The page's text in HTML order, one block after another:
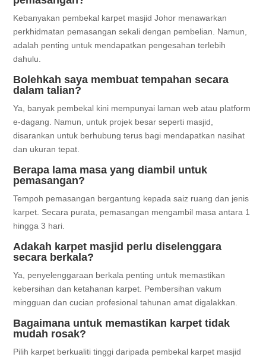
Kebanyakan pembekal karpet masjid Johor menawarkan
perkhidmatan pemasangan sekali dengan pembelian. Namun,
adalah penting untuk mendapatkan pengesahan terlebih
dahulu.
Bolehkah saya membuat tempahan secara
dalam talian?
Ya, banyak pembekal kini mempunyai laman web atau platform
e-dagang. Namun, untuk projek besar seperti masjid,
disarankan untuk berhubung terus bagi mendapatkan nasihat
dan ukuran tepat.
Berapa lama masa yang diambil untuk
pemasangan?
Tempoh pemasangan bergantung kepada saiz ruang dan jenis
karpet. Secara purata, pemasangan mengambil masa antara 1
hingga 3 hari.
Adakah karpet masjid perlu diselenggara
secara berkala?
Ya, penyelenggaraan berkala penting untuk memastikan
kebersihan dan ketahanan karpet. Pembersihan vakum
mingguan dan cucian profesional tahunan amat digalakkan.
Bagaimana untuk memastikan karpet tidak
mudah rosak?
Pilih karpet berkualiti tinggi daripada pembekal karpet masjid